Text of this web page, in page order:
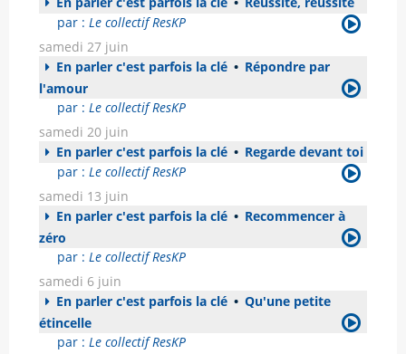
par : Le collectif ResKP
samedi 27 juin
En parler c'est parfois la clé • Répondre par
l'amour
par : Le collectif ResKP
samedi 20 juin
En parler c'est parfois la clé • Regarde devant toi
par : Le collectif ResKP
samedi 13 juin
En parler c'est parfois la clé • Recommencer à
zéro
par : Le collectif ResKP
samedi 6 juin
En parler c'est parfois la clé • Qu'une petite
étincelle
par : Le collectif ResKP